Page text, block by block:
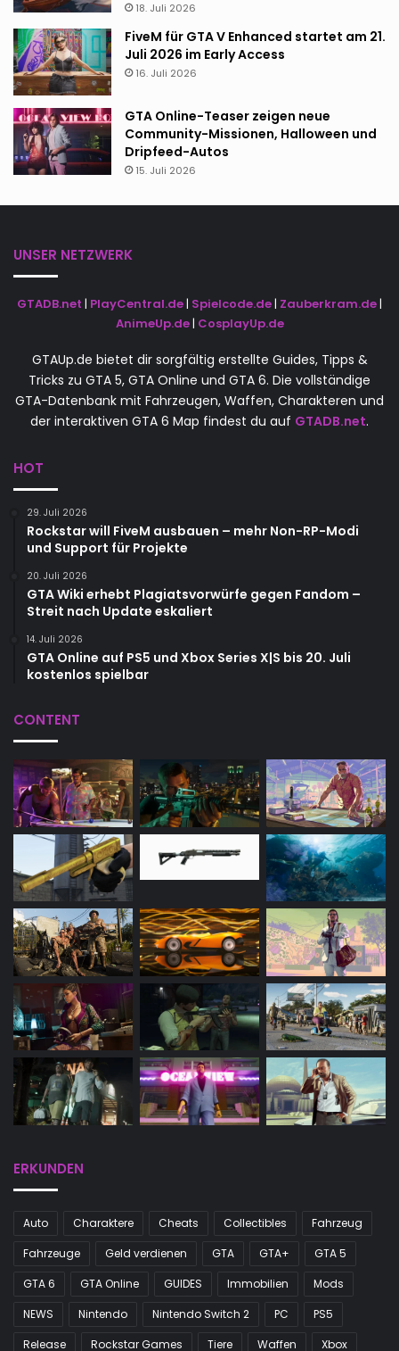
18. Juli 2026
FiveM für GTA V Enhanced startet am 21.
Juli 2026 im Early Access
16. Juli 2026
GTA Online-Teaser zeigen neue
Community-Missionen, Halloween und
Dripfeed-Autos
15. Juli 2026
UNSER NETZWERK
GTADB.net | PlayCentral.de| Spielcode.de| Zauberkram.de|
AnimeUp.de| CosplayUp.de
GTAUp.de bietet dir sorgfältig erstellte Guides, Tipps &
Tricks zu GTA 5, GTA Online und GTA 6. Die vollständige
GTA-Datenbank mit Fahrzeugen, Waffen, Charakteren und
der interaktiven GTA 6 Map findest du auf GTADB.net.
HOT
29. Juli 2026
Rockstar will FiveM ausbauen – mehr Non-RP-Modi
und Support für Projekte
20. Juli 2026
GTA Wiki erhebt Plagiatsvorwürfe gegen Fandom –
Streit nach Update eskaliert
14. Juli 2026
GTA Online auf PS5 und Xbox Series X|S bis 20. Juli
kostenlos spielbar
CONTENT
ERKUNDEN
Auto Charaktere Cheats Collectibles
Fahrzeug
Fahrzeuge
Geld verdienen GTA GTA+
GTA 5
GTA 6
GTA Online GUIDES Immobilien
Mods
NEWS
Nintendo Nintendo Switch 2 PC
PS5
Release
Rockstar Games Tiere Waffen Xbox